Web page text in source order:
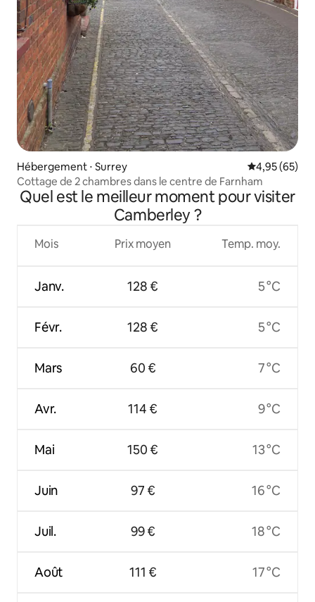
Hébergement ⋅ Surrey Évaluation
4,95 (65)
Cottage de 2 chambres dans le centre de Farnham
Quel est le meilleur moment pour visiter
Camberley ?
Mois
Janv.
Févr.
Mars
Avr.
Mai
Juin
Juil.
Août
Prix moyen
128 €
128 €
60 €
114 €
150 €
97 €
99 €
111 €
Temp. moy.
5 °C
5 °C
7 °C
9 °C
13 °C
16 °C
18 °C
17 °C